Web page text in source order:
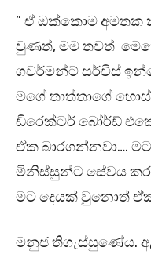
” ඒ ඔක්කොම අමතක
වුණත්, මම තවත්
ගවර්මන්ට් සර්විස්
මගේ තාත්තාගේ
ඩිරෙක්ටර් බෝර්ඩ්
ඒක බාරගන්නවා….
මිනිස්සුන්ට සේවය
මට දෙයක් වුනොත් ඒක
මනුජ තිගැස්සුණේය.